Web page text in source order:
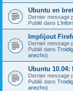
Ubuntu en
Dernier message
Publié dans
Implijout
Dernier message
Publié dans
anezho)
Ubuntu
Dernier message
Publié dans
anezho)